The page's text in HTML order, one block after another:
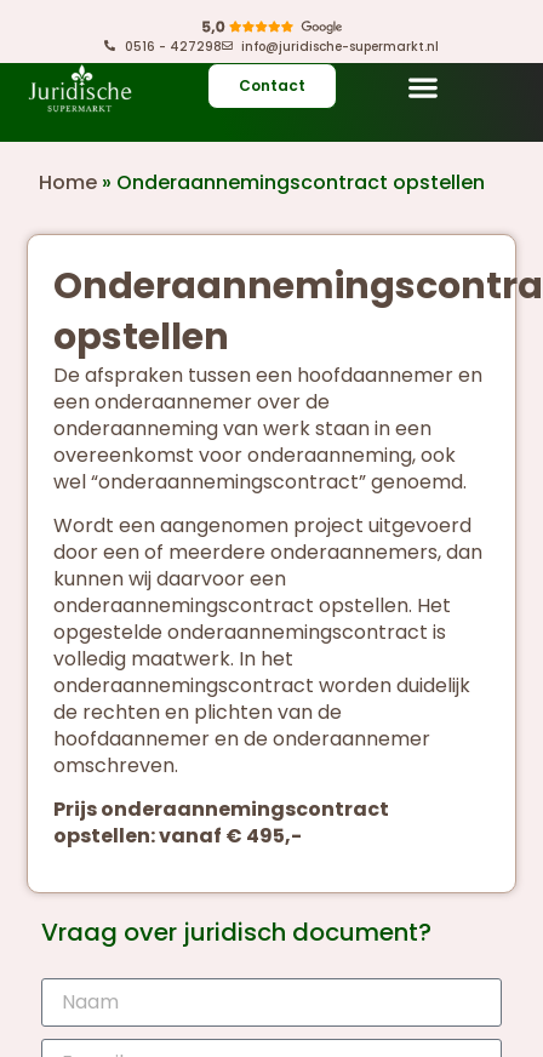
0516 - 427298 info@juridische-supermarkt.nl
Contact
Home » Onderaannemingscontract opstellen
Vraag over juridisch document?
opstellen
De afspraken tussen een hoofdaannemer en
een onderaannemer over de
onderaanneming van werk staan in een
overeenkomst voor onderaanneming, ook
wel “onderaannemingscontract” genoemd.
Wordt een aangenomen project uitgevoerd
door een of meerdere onderaannemers, dan
kunnen wij daarvoor een
onderaannemingscontract opstellen. Het
opgestelde onderaannemingscontract is
volledig maatwerk. In het
onderaannemingscontract worden duidelijk
de rechten en plichten van de
hoofdaannemer en de onderaannemer
omschreven.
Prijs onderaannemingscontract
opstellen: vanaf € 495,-